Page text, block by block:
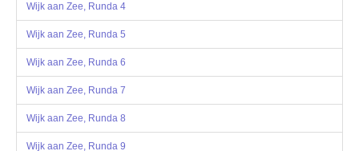
FILMIKI
Z ARCHIWUM
SZACHIŚCI
Wijk aan Zee, Runda 4
Wijk aan Zee, Runda 5
Wijk aan Zee, Runda 6
Wijk aan Zee, Runda 7
Wijk aan Zee, Runda 8
Wijk aan Zee, Runda 9